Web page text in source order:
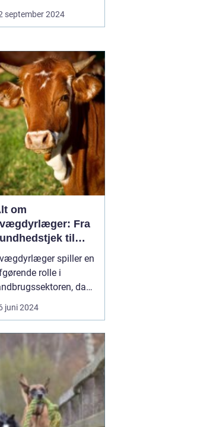
et par runder i parken.
fordrer både ansvar,
september 2024
om
Fra
til
spiller en
rolle i
da
sørger for sundheden
velfærden hos en af
-
I dagens
er det ikke blot
at yde den bedste
til disse dyr, men
at s...
juni 2024